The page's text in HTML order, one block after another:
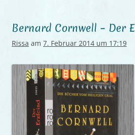
Bernard Cornwell – Der
Rissa am 7. Februar 2014 um 17:19